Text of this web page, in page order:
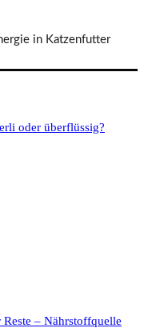
in Katzenfutter
oder überflüssig?
– Nährstoffquelle